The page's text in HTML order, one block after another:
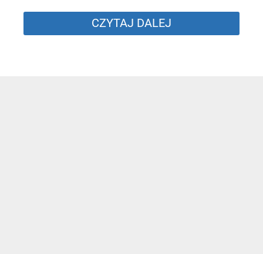
CZYTAJ DALEJ